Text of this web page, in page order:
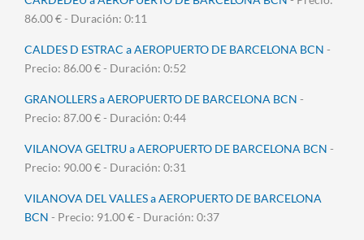
86.00 € - Duración: 0:11
CALDES D ESTRAC a AEROPUERTO DE BARCELONA BCN -
Precio: 86.00 € - Duración: 0:52
GRANOLLERS a AEROPUERTO DE BARCELONA BCN -
Precio: 87.00 € - Duración: 0:44
VILANOVA GELTRU a AEROPUERTO DE BARCELONA BCN -
Precio: 90.00 € - Duración: 0:31
VILANOVA DEL VALLES a AEROPUERTO DE BARCELONA
BCN - Precio: 91.00 € - Duración: 0:37